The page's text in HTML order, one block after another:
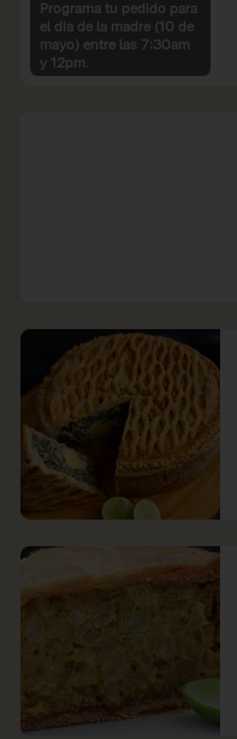
Programa tu pedido para
el dia de la madre (10 de
mayo) entre las 7:30am
y 12pm.